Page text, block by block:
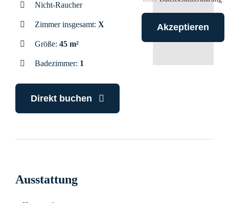
Nicht-Raucher
Zimmer insgesamt:X
Größe:45 m²
Badezimmer: 1
Direkt buchen
Akzeptieren
Ausstattung